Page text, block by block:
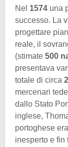
Nel 1574 una
successo. La
progettare
reale, il
(stimate 500
presentava
totale di circa
mercenari
dallo Stato
inglese,
portoghese
inesperto e fin